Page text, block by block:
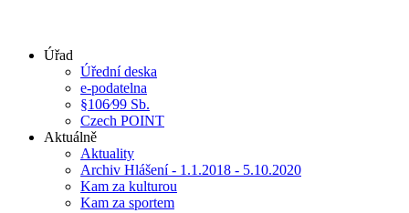
Úřad
Úřední deska
e-podatelna
§106⁄99 Sb.
Czech POINT
Aktuálně
Aktuality
Archiv Hlášení - 1.1.2018 - 5.10.2020
Kam za kulturou
Kam za sportem